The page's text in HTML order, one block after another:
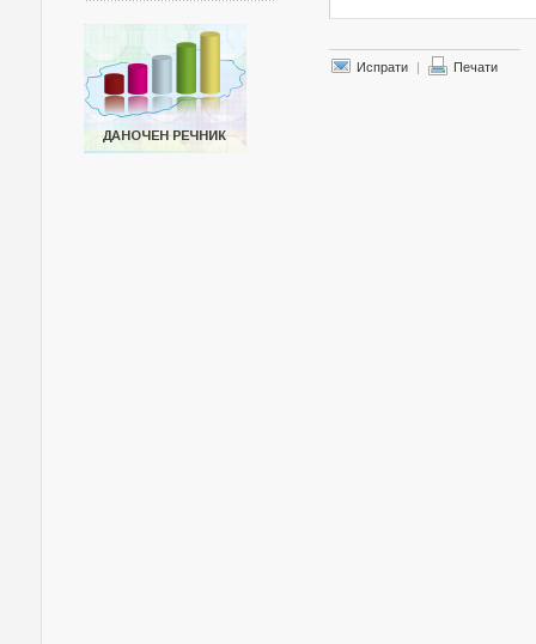
Испрати | Печати